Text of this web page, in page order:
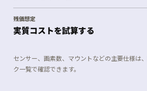
残価想定
実質コストを試算する
センサー、画素数、マウントなどの主要仕様は
ク一覧で確認できます。